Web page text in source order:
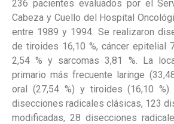
236 pacientes evaluados por el
Cabeza y Cuello del Hospital
entre 1989 y 1994. Se realizaron
de tiroides 16,10 %, cáncer epitelial
2,54 % y sarcomas 3,81 %. La
primario más frecuente laringe
oral (27,54 %) y tiroides (16,10
disecciones radicales clásicas, 123
modificadas, 28 disecciones